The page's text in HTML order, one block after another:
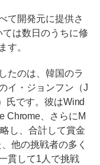
て開発元に提供さ
は数日のうちに修
す。
たのは、韓国のラ
イ・ジョンフン（J
氏です。彼はWind
Chrome、さらにM
し、合計して賞金
他の挑戦者の多く
貫して1人で挑戦